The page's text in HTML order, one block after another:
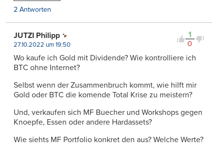
2 Antworten
1
0
JUTZI Philipp
27.10.2022 um 19:50
Wo kaufe ich Gold mit Dividende? Wie kontrolliere ich
BTC ohne Internet?
Selbst wenn der Zusammenbruch kommt, wie hilft mir
Gold oder BTC die komende Total Krise zu meistern?
Und, verkaufen sich MF Buecher und Workshops gegen
Knoepfe, Essen oder andere Hardassets?
Wie siehts MF Portfolio konkret den aus? Welche Werte?